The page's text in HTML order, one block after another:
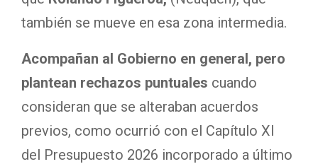
también se mueve en esa zona intermedia.
Acompañan al Gobierno en general, pero
plantean rechazos puntuales cuando
consideran que se alteraban acuerdos
previos, como ocurrió con el Capítulo XI
del Presupuesto 2026 incorporado a último